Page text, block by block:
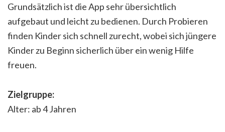
Grundsätzlich ist die App sehr übersichtlich
aufgebaut und leicht zu bedienen. Durch Probieren
finden Kinder sich schnell zurecht, wobei sich jüngere
Kinder zu Beginn sicherlich über ein wenig Hilfe
freuen.
Zielgruppe:
Alter: ab 4 Jahren